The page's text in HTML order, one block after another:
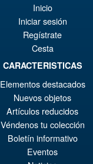
S.H. Figuarts
Daima Super
Gokum (
PRE ORDENA
Inicio
Iniciar sesión
Regístrate
Cesta
CARACTERISTICAS
Elementos destacados
Nuevos objetos
Artículos reducidos
Véndenos tu colección
Boletín informativo
Eventos